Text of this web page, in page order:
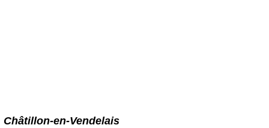
Châtillon-en-Vendelais